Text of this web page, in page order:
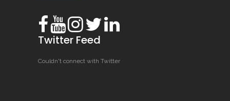
Twitter Feed
Couldn't connect with Twitter